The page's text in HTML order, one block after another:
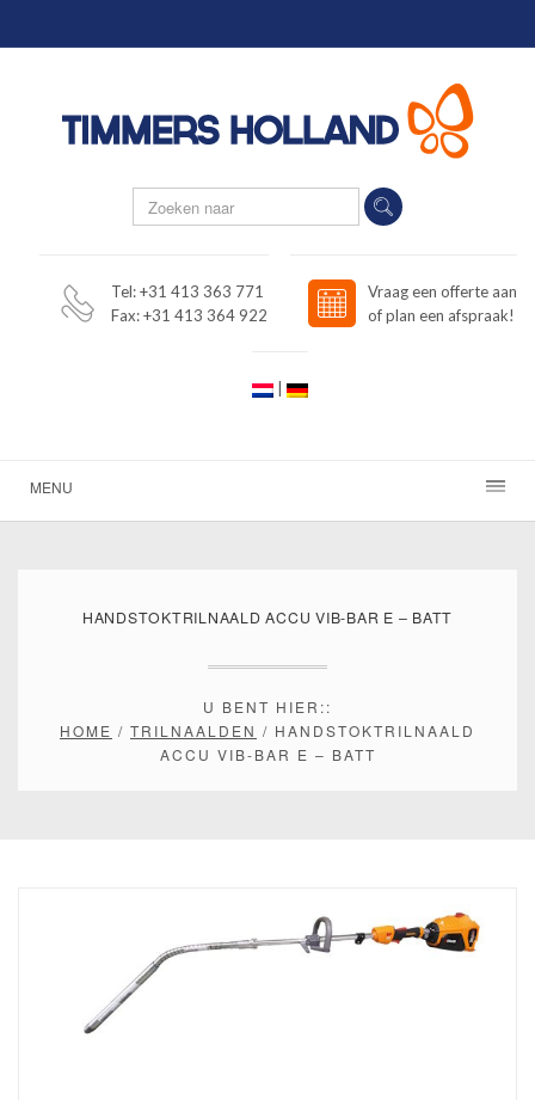
Tel: +31 413 363 771
Fax: +31 413 364 922
Vraag een offerte aan
of plan een afspraak!
|
MENU
HANDSTOKTRILNAALD ACCU VIB-BAR E – BATT
U BENT HIER::
HOME / TRILNAALDEN / HANDSTOKTRILNAALD
ACCU VIB-BAR E – BATT